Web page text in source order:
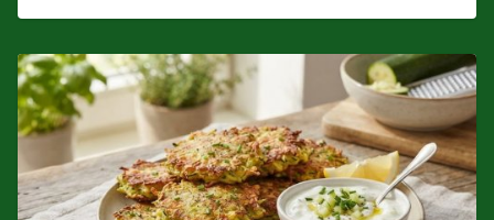
c
e
b
o
o
k
itt
er
ail s
z
a
m
e
g